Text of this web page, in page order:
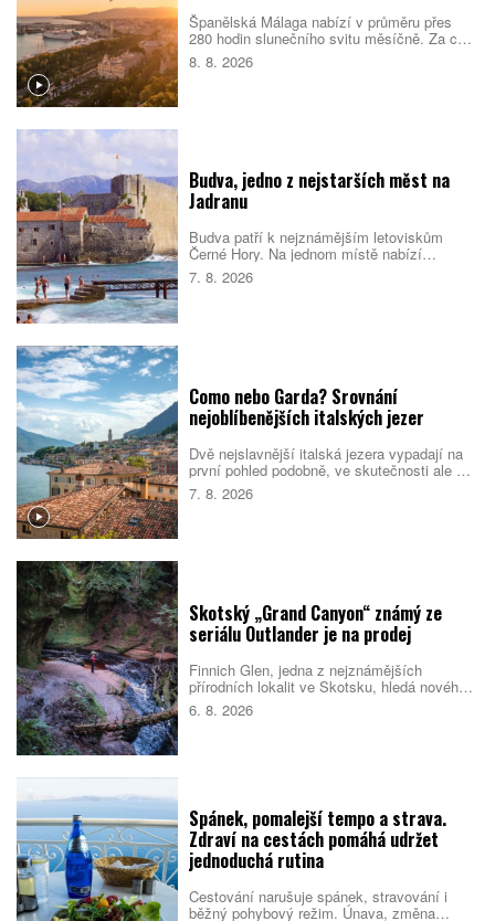
Španělská Málaga nabízí v průměru přes
280 hodin slunečního svitu měsíčně. Za celý
rok tak nasbírá více než 3000 slunečných
hodin a podle srovnání cestovatelského
8. 8. 2026
Budva, jedno z nejstarších měst na
Jadranu
Budva patří k nejznámějším letoviskům
Černé Hory. Na jednom místě nabízí
opevněné staré město, dlouhé městské
pláže, menší zátoky i snadné výlety podél
7. 8. 2026
Como nebo Garda? Srovnání
nejoblíbenějších italských jezer
Dvě nejslavnější italská jezera vypadají na
první pohled podobně, ve skutečnosti ale cílí
na jiné cestovatele. Como staví na eleganci,
vilách a klidnější atmosféře. Garda je větší,
7. 8. 2026
Skotský „Grand Canyon“ známý ze
seriálu Outlander je na prodej
Finnich Glen, jedna z nejznámějších
přírodních lokalit ve Skotsku, hledá nového
majitele. Soutěsku proslavil seriál Outlander,
ale objevila se i v dalších filmech a
6. 8. 2026
Spánek, pomalejší tempo a strava.
Zdraví na cestách pomáhá udržet
jednoduchá rutina
Cestování narušuje spánek, stravování i
běžný pohybový režim. Únava, změna